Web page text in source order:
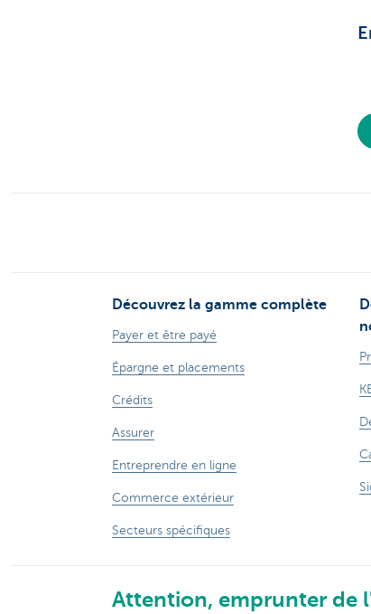
Découvrez la gamme complète
Payer et être payé
Épargne et placements
Crédits
Assurer
Entreprendre en ligne
Commerce extérieur
Secteurs spécifiques
Attention, emprunter de